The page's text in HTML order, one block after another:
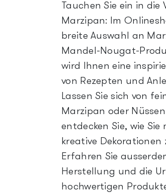
Tauchen Sie ein in die
Marzipan: Im
breite Auswahl an
Mandel-Nougat-
wird Ihnen eine
von Rezepten und
Lassen Sie sich von
Marzipan oder
entdecken Sie, wie
kreative Dekorationen
Erfahren Sie
Herstellung und die
hochwertigen